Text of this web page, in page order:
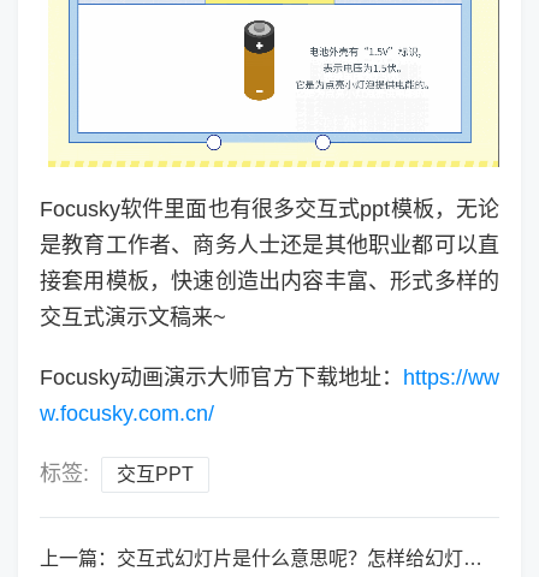
Focusky软件里面也有很多交互式ppt模板，无论
是教育工作者、商务人士还是其他职业都可以直
接套用模板，快速创造出内容丰富、形式多样的
交互式演示文稿来~
Focusky动画演示大师官方下载地址： https://ww
w.focusky.com.cn/
标签: 交互PPT
上一篇： 交互式幻灯片是什么意思呢？怎样给幻灯片加交互效果？